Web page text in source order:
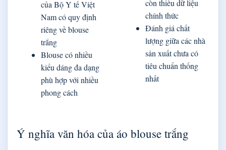
của Bộ Y tế Việt
Nam có quy định
riêng về blouse
trắng
Blouse có nhiều
kiểu dáng đa dạng
phù hợp với nhiều
phong cách
còn thiếu dữ liệu
chính thức
Đánh giá chất
lượng giữa các nhà
sản xuất chưa có
tiêu chuẩn thống
nhất
Ý nghĩa văn hóa của áo blouse trắng